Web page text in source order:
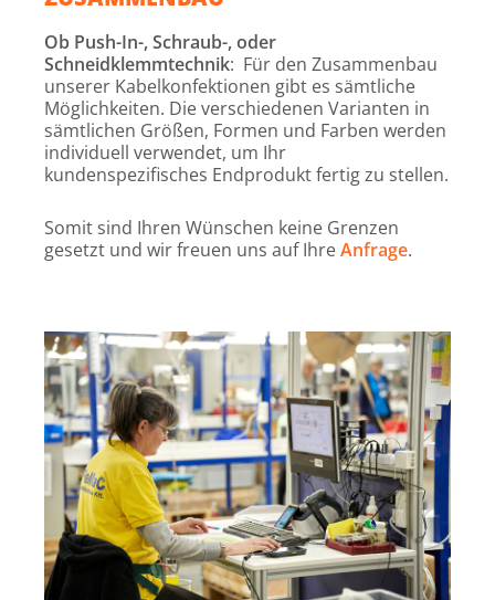
Ob Push-In-, Schraub-, oder
Schneidklemmtechnik: Für den Zusammenbau
unserer Kabelkonfektionen gibt es sämtliche
Möglichkeiten. Die verschiedenen Varianten in
sämtlichen Größen, Formen und Farben werden
individuell verwendet, um Ihr
kundenspezifisches Endprodukt fertig zu stellen.
Somit sind Ihren Wünschen keine Grenzen
gesetzt und wir freuen uns auf IhreAnfrage.